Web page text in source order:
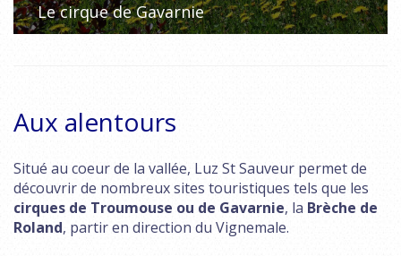
Le cirque de Gavarnie
Aux alentours
Situé au coeur de la vallée, Luz St Sauveur permet de
découvrir de nombreux sites touristiques tels que les
cirques de Troumouse ou de Gavarnie, la Brèche de
Roland, partir en direction du Vignemale.